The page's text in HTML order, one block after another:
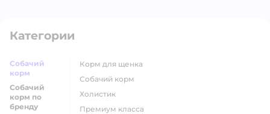
Категории
Собачий
корм
Собачий
корм по
бренду
корм для щенка
собачий корм
холистик
премиум класса